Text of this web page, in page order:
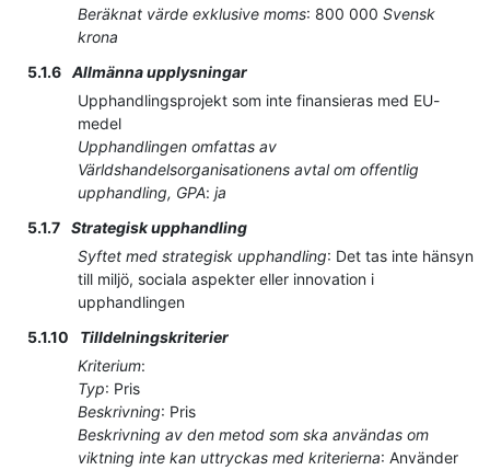
Beräknat värde exklusive moms: 800 000 Svensk
krona
5.1.6 Allmänna upplysningar
Upphandlingsprojekt som inte finansieras med EU-
medel
Upphandlingen omfattas av
Världshandelsorganisationens avtal om offentlig
upphandling, GPA: ja
5.1.7 Strategisk upphandling
Syftet med strategisk upphandling: Det tas inte hänsyn
till miljö, sociala aspekter eller innovation i
upphandlingen
5.1.10
Tilldelningskriterier
Kriterium:
Typ: Pris
Beskrivning: Pris
Beskrivning av den metod som ska användas om
viktning inte kan uttryckas med kriterierna: Använder